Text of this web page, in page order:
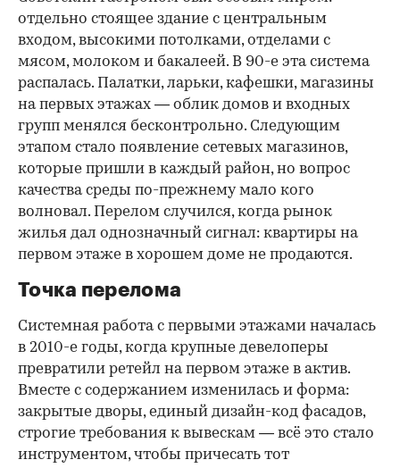
отдельно стоящее здание с центральным
входом, высокими потолками, отделами с
мясом, молоком и бакалеей. В 90-е эта система
распалась. Палатки, ларьки, кафешки, магазины
на первых этажах — облик домов и входных
групп менялся бесконтрольно. Следующим
этапом стало появление сетевых магазинов,
которые пришли в каждый район, но вопрос
качества среды по-прежнему мало кого
волновал. Перелом случился, когда рынок
жилья дал однозначный сигнал: квартиры на
первом этаже в хорошем доме не продаются.
Точка перелома
Системная работа с первыми этажами началась
в 2010-е годы, когда крупные девелоперы
превратили ретейл на первом этаже в актив.
Вместе с содержанием изменилась и форма:
закрытые дворы, единый дизайн-код фасадов,
строгие требования к вывескам — всё это стало
инструментом, чтобы причесать тот